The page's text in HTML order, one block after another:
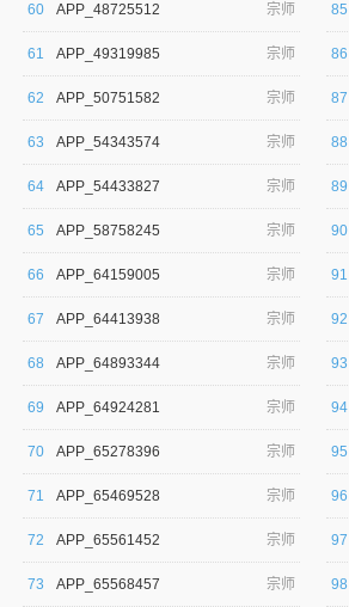
60 APP_48725512 宗师
61 APP_49319985 宗师
62 APP_50751582 宗师
63 APP_54343574 宗师
64 APP_54433827 宗师
65 APP_58758245 宗师
66 APP_64159005 宗师
67 APP_64413938 宗师
68 APP_64893344 宗师
69 APP_64924281 宗师
70 APP_65278396 宗师
71 APP_65469528 宗师
72 APP_65561452 宗师
73 APP_65568457 宗师
85
86
87
88
89
90
91
92
93
94
95
96
97
98